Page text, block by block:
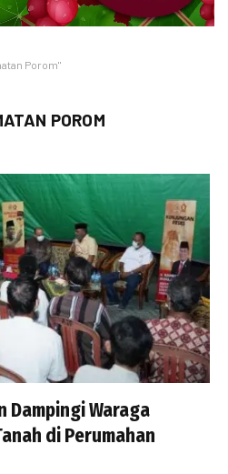
Porom"
POROM
Dampingi Waraga
di Perumahan